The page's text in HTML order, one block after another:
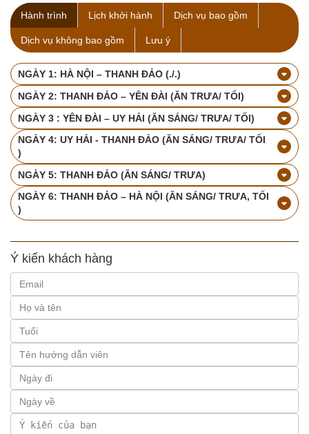
Hành trình Lịch khởi hành Dịch vụ bao gồm
Dịch vụ không bao gồm Lưu ý
NGÀY 1: HÀ NỘI – THANH ĐẢO (./.)
NGÀY 2: THANH ĐẢO – YÊN ĐÀI (ĂN TRƯA/ TỐI)
NGÀY 3 : YÊN ĐÀI – UY HẢI (ĂN SÁNG/ TRƯA/ TỐI)
NGÀY 4: UY HẢI - THANH ĐẢO (ĂN SÁNG/ TRƯA/ TỐI
)
NGÀY 5: THANH ĐẢO (ĂN SÁNG/ TRƯA)
NGÀY 6: THANH ĐẢO – HÀ NỘI (ĂN SÁNG/ TRƯA, TỐI
)
Ý kiến khách hàng